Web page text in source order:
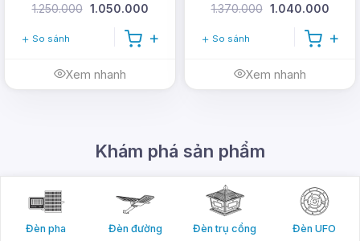
1.250.000 1.050.000
So sánh
Xem nhanh
1.370.000 1.040.000
So sánh
Xem nhanh
Khám phá sản phẩm
Đèn pha Đèn đường Đèn trụ cổng Đèn UFO